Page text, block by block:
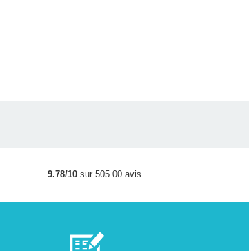
9.78/10sur 505.00 avis